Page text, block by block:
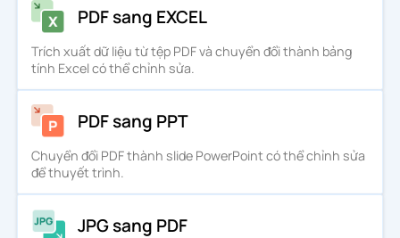
PDF sang EXCEL
Trích xuất dữ liệu từ tệp PDF và chuyển đổi thành bảng
tính Excel có thể chỉnh sửa.
PDF sang PPT
Chuyển đổi PDF thành slide PowerPoint có thể chỉnh sửa
để thuyết trình.
JPG sang PDF